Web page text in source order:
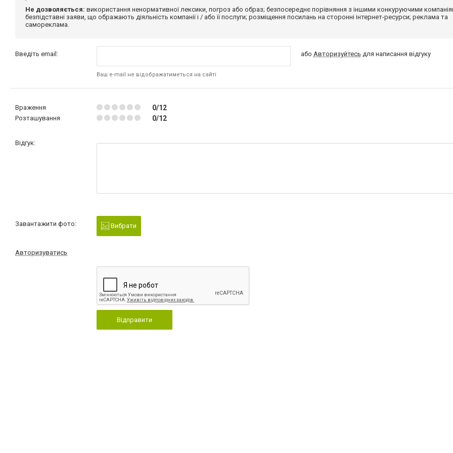
Не дозволяється: використання ненормативної лексики, погроз або образ; безпосереднє порівняння з іншими конкуруючими
безпідставні заяви, що ображають діяльність компанії і / або її послуги; розміщення посилань на сторонні інтернет-ресурси; реклама та
самореклама.
Введіть email:
Ваш e-mail не відображатиметься на сайті
або Авторизуйтесь для написання відгуку
Враження 0/12
Розташування 0/12
Відгук:
Завантажити фото: Вибрати
Авторизуватись
Відправити